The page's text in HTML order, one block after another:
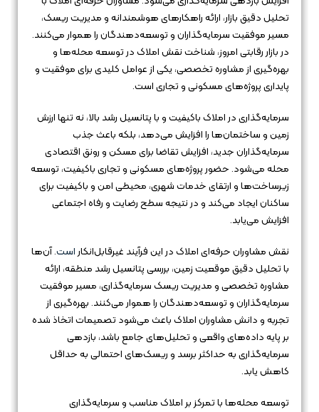
تحلیل دقیق بازار، ارائه راهکارهای هوشمندانه و مدیریت ریسک،
مسیر موفقیت سرمایه‌گذاران و توسعه‌دهندگان را هموار می‌کنند.
در بازار رقابتی امروز، شناخت نقش املاک در توسعه محله‌ها و
بهره‌گیری از مشاوره تخصصی، یکی از عوامل کلیدی برای موفقیت و
پایداری پروژه‌های مسکونی و تجاری است.
سرمایه‌گذاری در املاک باکیفیت و با پتانسیل رشد بالا، نه تنها ارزش
زمین و ساختمان‌ها را افزایش می‌دهد، بلکه باعث جذب
سرمایه‌گذاران جدید، افزایش تقاضا برای مسکن و رونق اقتصادی
محله می‌شود. حضور پروژه‌های مسکونی و تجاری باکیفیت، توسعه
زیرساخت‌ها و ارتقای خدمات شهری، محیطی امن و باکیفیت برای
ساکنان ایجاد می‌کند و در نتیجه سطح رضایت و رفاه اجتماعی
افزایش می‌یابد.
نقش مشاوران حرفه‌ای املاک در این فرآیند غیرقابل‌انکاراست. آن‌ها
با تحلیل دقیق موقعیت زمین، بررسی پتانسیل رشد منطقه، ارائه
مشاوره تخصصی و مدیریت ریسک سرمایه‌گذاری، مسیر موفقیت
سرمایه‌گذاران و توسعه‌دهندگان را هموار می‌کنند. بهره‌گیری از
تجربه و دانش مشاوران املاک باعث می‌شود تصمیمات اتخاذ شده
بر پایه داده‌های واقعی و تحلیل‌های جامع باشد، بازدهی
سرمایه‌گذاری به حداکثر برسد و ریسک‌های احتمالی به حداقل
کاهش یابد.
توسعه محله‌ها با تمرکز بر املاک مناسب و سرمایه‌گذاری